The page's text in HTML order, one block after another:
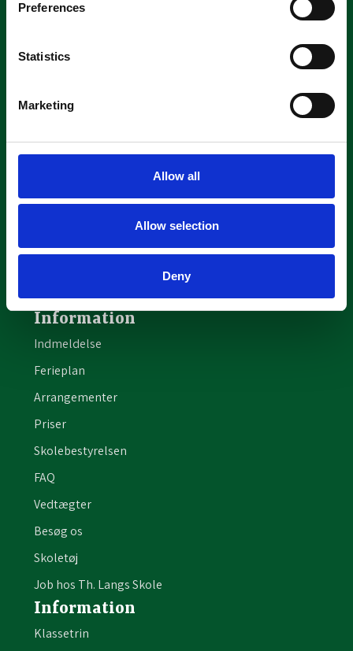
Preferences
Statistics
Marketing
Allow all
Allow selection
Deny
Børnehaven og indskoling
Børnehaven (Mini): 22 14 84
Børnehaven (Stor): 22 16 03
SFO - Lille Hus: 50 46 05 81
Information
Indmeldelse
Ferieplan
Arrangementer
Priser
Skolebestyrelsen
FAQ
Vedtægter
Besøg os
Skoletøj
Job hos Th. Langs Skole
Information
Klassetrin